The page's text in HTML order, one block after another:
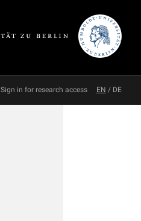
Sign in for research access EN / DE